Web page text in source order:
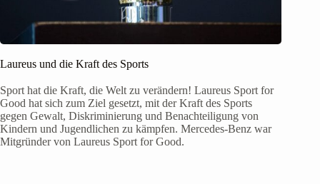
Laureus und die Kraft des Sports
Sport hat die Kraft, die Welt zu verändern! Laureus Sport for
Good hat sich zum Ziel gesetzt, mit der Kraft des Sports
gegen Gewalt, Diskriminierung und Benachteiligung von
Kindern und Jugendlichen zu kämpfen. Mercedes-Benz war
Mitgründer von Laureus Sport for Good.